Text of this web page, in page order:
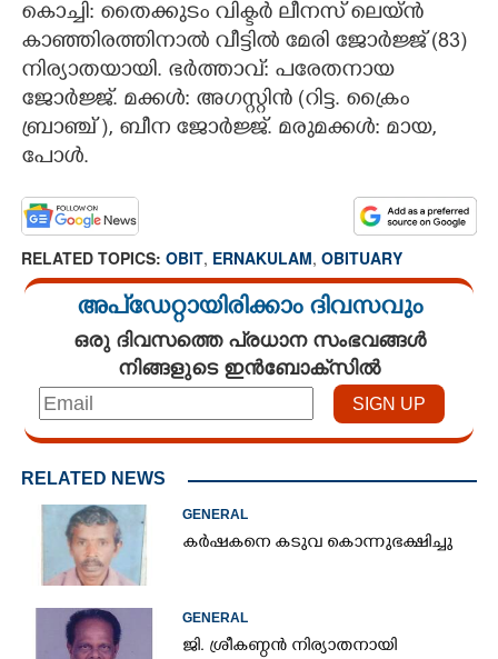
ZOOM
CONTACT US
കൊച്ചി: തൈക്കുടം വിക്ടർ ലീനസ് ലെയ്ൻ
കാഞ്ഞിരത്തിനാൽ വീട്ടിൽ മേരി ജോർജ്ജ് (83)
നിര്യാതയായി. ഭർത്താവ്: പരേതനായ
ജോർജ്ജ്. മക്കൾ: അഗസ്റ്റിൻ (റിട്ട. ക്രൈം
ബ്രാഞ്ച് ), ബീന ജോർജ്ജ്. മരുമക്കൾ: മായ,​
പോൾ.
RELATED TOPICS: OBIT, ERNAKULAM, OBITUARY
അപ്ഡേറ്റായിരിക്കാം ദിവസവും
ഒരു ദിവസത്തെ പ്രധാന സംഭവങ്ങൾ
നിങ്ങളുടെ ഇൻബോക്സിൽ
RELATED NEWS
GENERAL
കർഷകനെ കടുവ കൊന്നുഭക്ഷിച്ചു
GENERAL
ജി. ശ്രീകണ്ഠൻ നിര്യാതനായി